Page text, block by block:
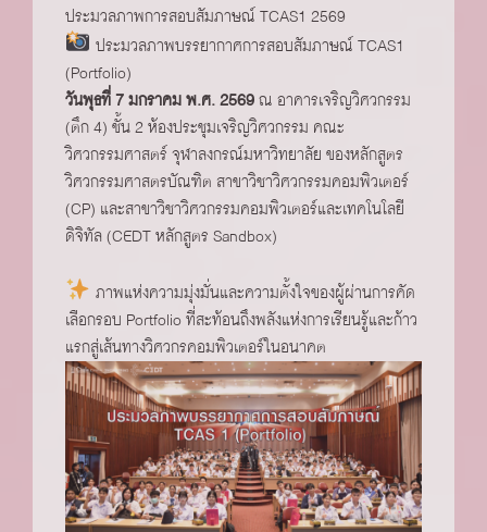
ประมวลภาพการสอบสัมภาษณ์ TCAS1 2569
ประมวลภาพบรรยากาศการสอบสัมภาษณ์ TCAS1
(Portfolio)
วันพุธที่ 7 มกราคม พ.ศ. 2569ณ อาคารเจริญวิศวกรรม
(ตึก 4) ชั้น 2 ห้องประชุมเจริญวิศวกรรม คณะ
วิศวกรรมศาสตร์ จุฬาลงกรณ์มหาวิทยาลัย ของหลักสูตร
วิศวกรรมศาสตรบัณฑิต สาขาวิชาวิศวกรรมคอมพิวเตอร์
(CP) และสาขาวิชาวิศวกรรมคอมพิวเตอร์และเทคโนโลยี
ดิจิทัล (CEDT หลักสูตร Sandbox)
ภาพแห่งความมุ่งมั่นและความตั้งใจของผู้ผ่านการคัด
เลือกรอบ Portfolio ที่สะท้อนถึงพลังแห่งการเรียนรู้และก้าว
แรกสู่เส้นทางวิศวกรคอมพิวเตอร์ในอนาคต